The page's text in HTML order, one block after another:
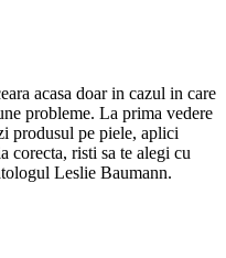
acasa doar in cazul in care
probleme. La prima vedere
produsul pe piele, aplici
corecta, risti sa te alegi cu
Leslie Baumann.